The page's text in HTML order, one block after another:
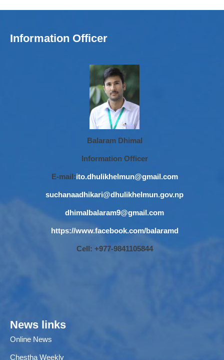
Information Officer
Balaram Dhimal
Information Officer
E-mail:ito.dhulikhelmun@gmail.com
suchanaadhikari@dhulikhelmun.gov.np
dhimalbalaram9@gmail.com
https://www.facebook.com/balaramd
Cell: +977-9841105844
News links
Online News
Chestha Weekly